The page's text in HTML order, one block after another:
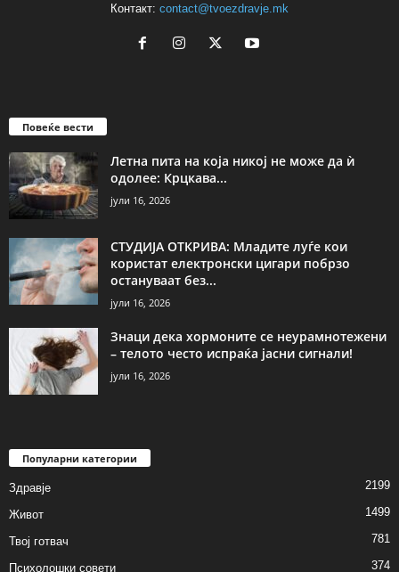
Контакт: contact@tvoezdravje.mk
Повеќе вести
Летна пита на која никој не може да ѝ
одолее: Крцкава...
јули 16, 2026
СТУДИЈА ОТКРИВА: Младите луѓе кои
користат електронски цигари побрзо
остануваат без...
јули 16, 2026
Знаци дека хормоните се неурамнотежени
– телото често испраќа јасни сигнали!
јули 16, 2026
Популарни категории
Здравје 2199
Живот 1499
Твој готвач 781
Психолошки совети 374